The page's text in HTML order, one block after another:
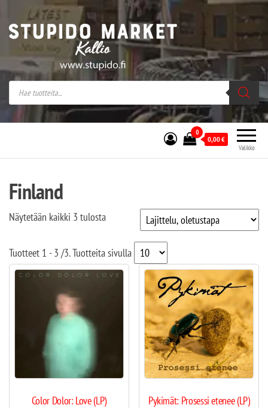
Stupido Market – verkossa ja kivijalassa
Stupido Market on vaihtoehtomusaan
erikoistunut verkko- sekä
kivijalkakauppa Helsingissä Kallion
sydämessä.
Valikko
0
0,00€
Finland
Näytetään kaikki 3 tulosta
Tuotteet 1 - 3 /3. Tuotteita sivulla
Color Dolor: Love (LP) Pykimät: Prosessi etenee (LP)